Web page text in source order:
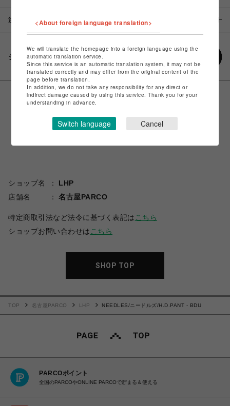
注意事項
シェアする
ショップ名
LHP
店舗名
名古屋PARCO
特定商取引法など法令に基づく表記は こちら
ショップお問い合わせは こちら
SHOP TOP
TOP 名古屋PARCO LHP NEEDLES/ニードルズ/H.D.PANT - BDU
PARCOポイント
全国のPARCOやONLINE PARCOで貯まる＆使える
<About foreign language translation>
We will translate the homepage into a foreign language using the
automatic translation service.
Since this service is an automatic translation system, it may not be
translated correctly and may differ from the original content of the
page before translation.
In addition, we do not take any responsibility for any direct or
indirect damage caused by using this service. Thank you for your
understanding in advance.
Switch language Cancel